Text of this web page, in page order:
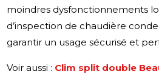
moindres dysfonctionnements
d’inspection de chaudière
garantir un usage sécurisé et
Voir aussi : Clim split double